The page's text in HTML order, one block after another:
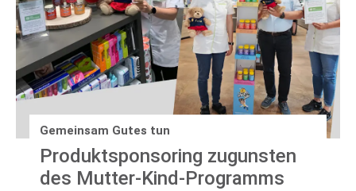
Gemeinsam Gutes tun
Produktsponsoring zugunsten
des Mutter-Kind-Programms